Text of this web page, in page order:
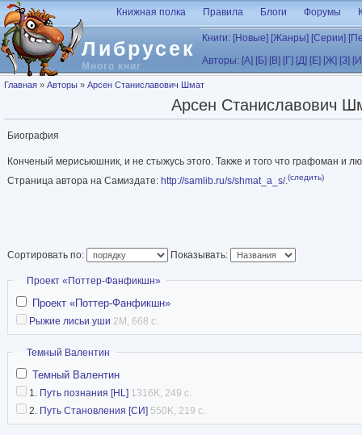
Перейти к основному содержанию
Либрусек
Много книг
Книжная полка Правила Блоги Форумы
Книги: [Новые] [Жанры] [Серии]
Авторы: [А] [Б] [В] [Г] [Д] [Е] [Ж] [З]
Вы здесь
Главная » Авторы » Арсен Станиславович Шмат
Арсен Станиславович
Биография
Конченый мерисьюшник, и не стыжусь этого. Также и того что графоман и
Страница автора на Самиздате: http://samlib.ru/s/shmat_a_s/.(следить)
Сортировать по: Показывать:
Скрыть
Проект «Поттер-Фанфикшн»
Проект «Поттер-Фанфикшн»
Рыжие лисьи уши 2M, 668 с.
Скрыть
Темный Валентин
Темный Валентин
1. Путь познания [HL] 1316K, 249 с.
2. Путь Становления [СИ] 550K, 219 с.